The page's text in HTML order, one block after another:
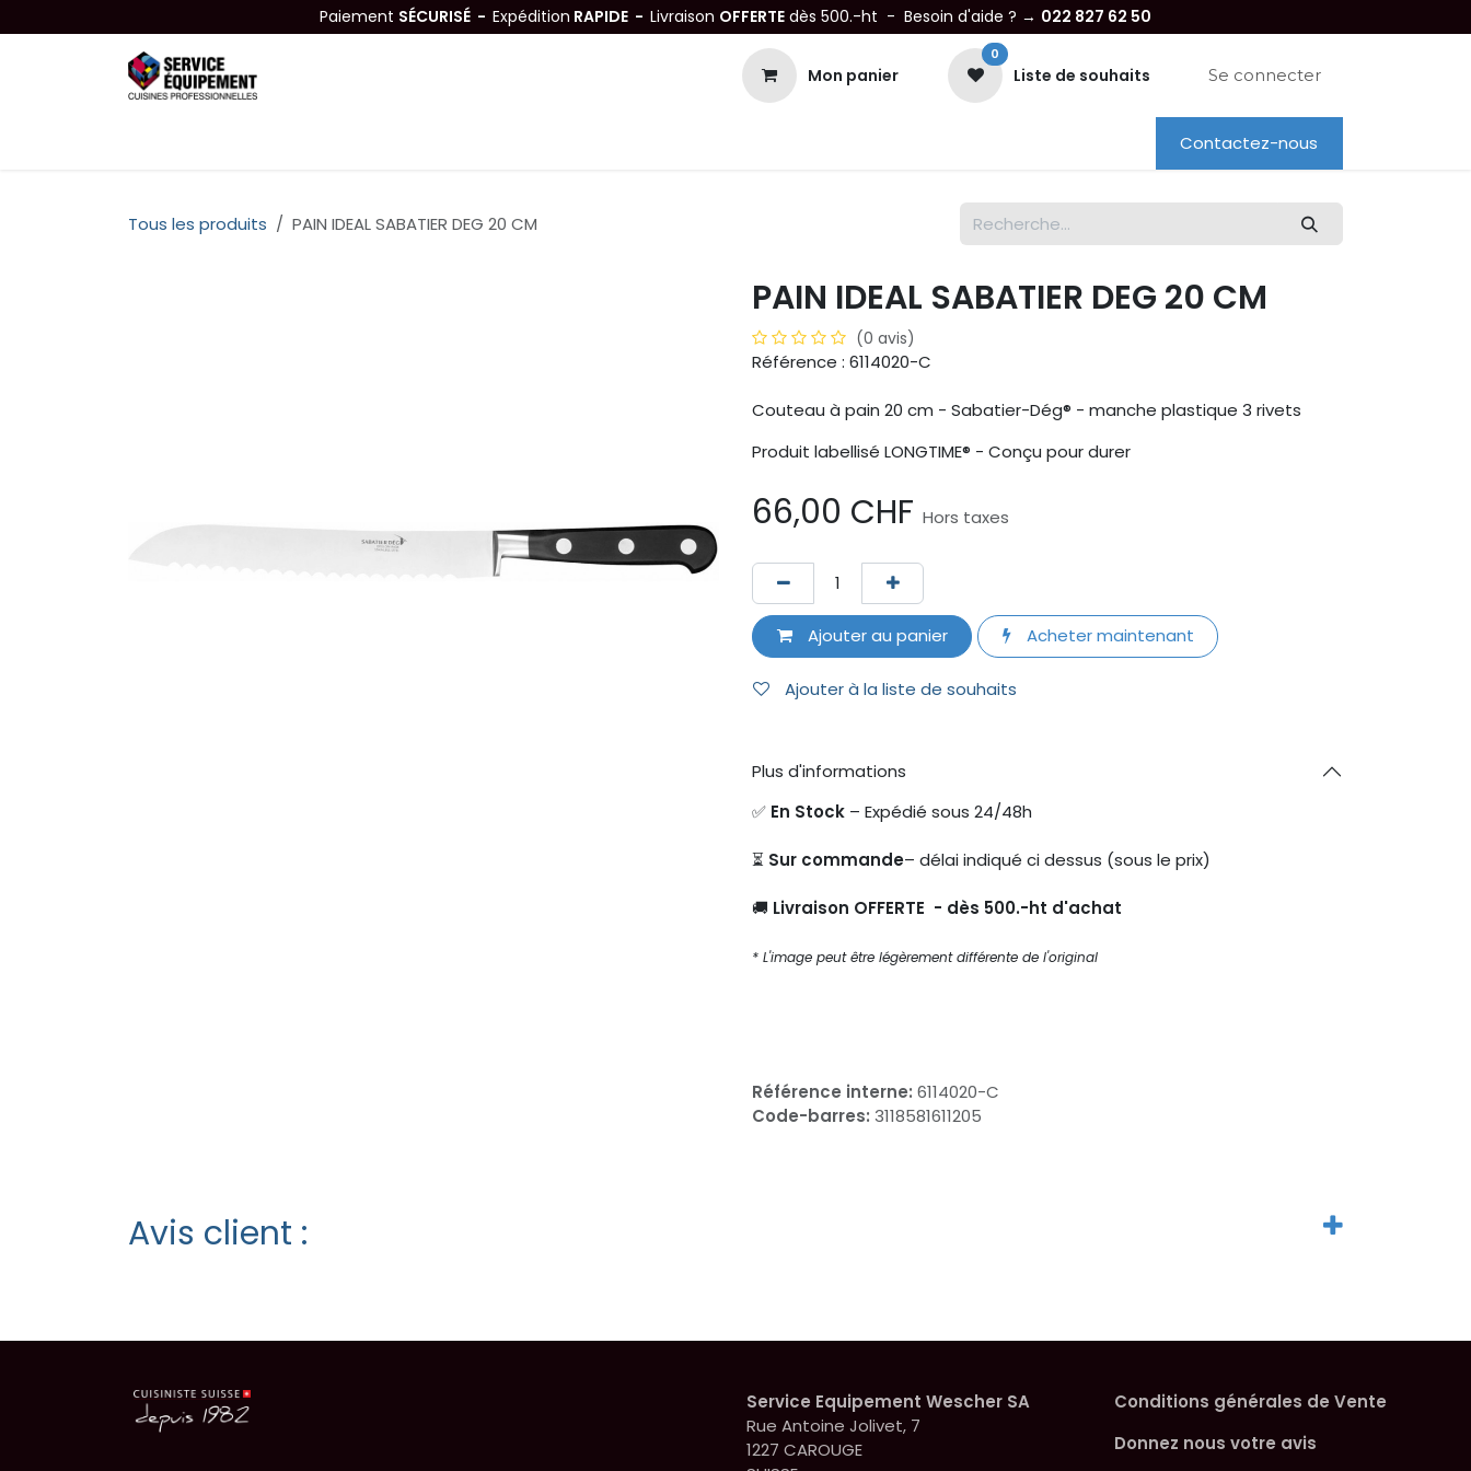
Paiement SÉCURISÉ - Expédition RAPIDE - Livraison OFFERTE dès 500.-ht - Besoin d'aide ? → 022 827 62 50
Mon panier
0
Liste de souhaits Se connecter
Dépannage Location
Contactez-nous
Tous les produits PAIN IDEAL SABATIER DEG 20 CM
PAIN IDEAL SABATIER DEG 20 CM
(0 avis)
Référence : 6114020-C
Couteau à pain 20 cm - Sabatier-Dég® - manche plastique 3 rivets
Produit labellisé LONGTIME® - Conçu pour durer
66,00 CHF Hors taxes
Ajouter au panier Acheter maintenant
Ajouter à la liste de souhaits
Plus d'informations
✅ En Stock – Expédié sous 24/48h
⏳ Sur commande– délai indiqué ci dessus (sous le prix)
🚚 Livraison OFFERTE - dès 500.-ht d'achat
* L'image peut être légèrement différente de l'original
Référence interne: 6114020-C
Code-barres: 3118581611205
Avis client :
Service Equipement Wescher SA
Rue Antoine Jolivet, 7
1227 CAROUGE
Conditions générales de Vente
Donnez nous votre avis